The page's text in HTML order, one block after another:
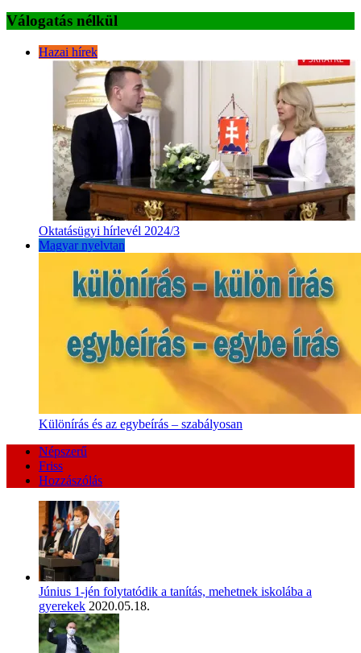
Válogatás nélkül
Hazai hírek
Oktatásügyi hírlevél 2024/3
Magyar nyelvtan
Különírás és az egybeírás – szabályosan
Népszerű
Friss
Hozzászólás
Június 1-jén folytatódik a tanítás, mehetnek iskolába a
gyerekek 2020.05.18.